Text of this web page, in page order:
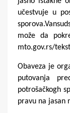
učestvuje u
može da
mto.gov.rs/
Obaveza je
putovanja
potrošačkogh
pravu na jasan